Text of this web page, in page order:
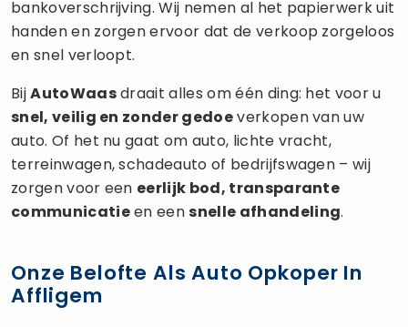
bankoverschrijving. Wij nemen al het papierwerk uit
handen en zorgen ervoor dat de verkoop zorgeloos
en snel verloopt.
BijAutoWaasdraait alles om één ding: het voor u
snel, veilig en zonder gedoeverkopen van uw
auto. Of het nu gaat om auto, lichte vracht,
terreinwagen, schadeauto of bedrijfswagen – wij
zorgen voor een eerlijk bod, transparante
communicatieen eensnelle afhandeling.
Onze Belofte Als Auto Opkoper In
Affligem